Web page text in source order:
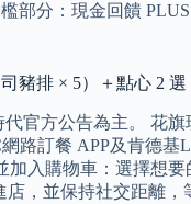
分：現金回饋
排 × 5）＋點心 2
官方公告為主。 花
路訂餐 APP及肯德
入購物車：選擇想
，並保持社交距離，